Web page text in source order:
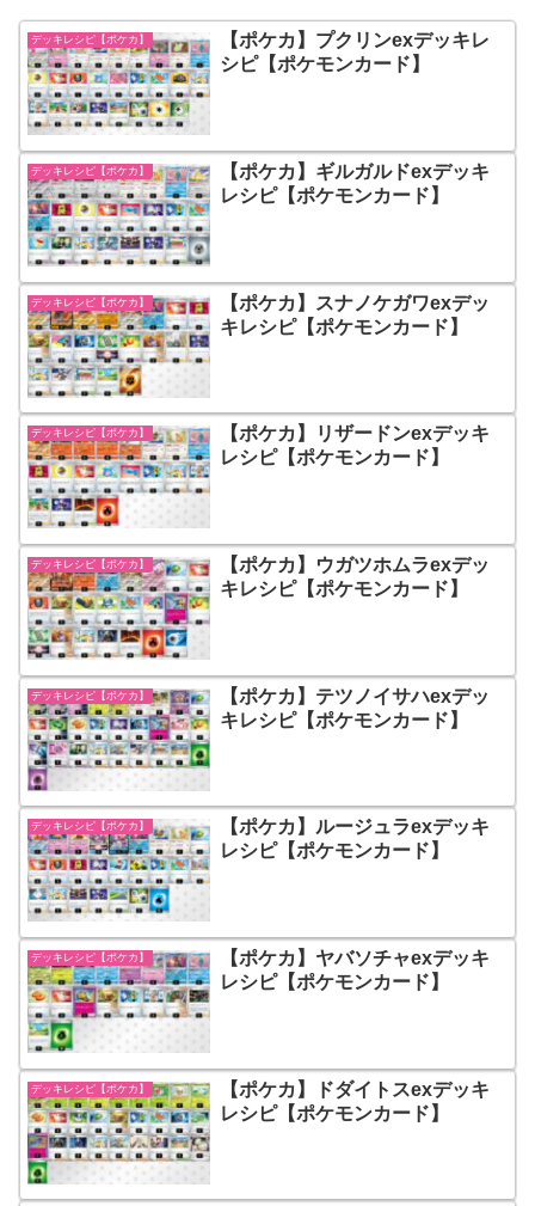
デッキレシピ【ポケカ】
【ポケカ】プクリンexデッキレ
シピ【ポケモンカード】
デッキレシピ【ポケカ】
【ポケカ】ギルガルドexデッキ
レシピ【ポケモンカード】
デッキレシピ【ポケカ】
【ポケカ】スナノケガワexデッ
キレシピ【ポケモンカード】
デッキレシピ【ポケカ】
【ポケカ】リザードンexデッキ
レシピ【ポケモンカード】
デッキレシピ【ポケカ】
【ポケカ】ウガツホムラexデッ
キレシピ【ポケモンカード】
デッキレシピ【ポケカ】
【ポケカ】テツノイサハexデッ
キレシピ【ポケモンカード】
デッキレシピ【ポケカ】
【ポケカ】ルージュラexデッキ
レシピ【ポケモンカード】
デッキレシピ【ポケカ】
【ポケカ】ヤバソチャexデッキ
レシピ【ポケモンカード】
デッキレシピ【ポケカ】
【ポケカ】ドダイトスexデッキ
レシピ【ポケモンカード】